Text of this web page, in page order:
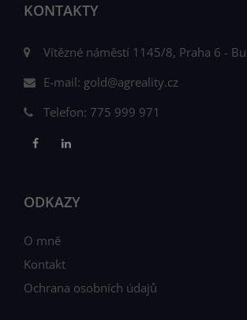
KONTAKTY
Vítězné náměstí 1145/8, Praha 6 -
E-mail: gold@agreality.cz
Telefon: 775 999 971
ODKAZY
O mně
Kontakt
Ochrana osobních údajů